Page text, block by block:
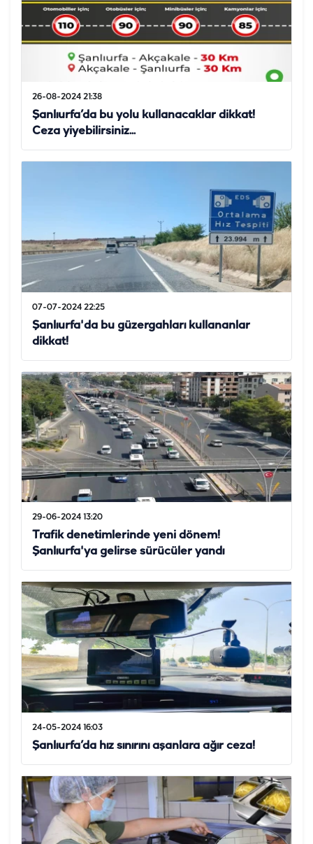
26-08-2024 21:38
Şanlıurfa’da bu yolu kullanacaklar dikkat!
Ceza yiyebilirsiniz...
07-07-2024 22:25
Şanlıurfa'da bu güzergahları kullananlar
dikkat!
29-06-2024 13:20
Trafik denetimlerinde yeni dönem!
Şanlıurfa'ya gelirse sürücüler yandı
24-05-2024 16:03
Şanlıurfa’da hız sınırını aşanlara ağır ceza!